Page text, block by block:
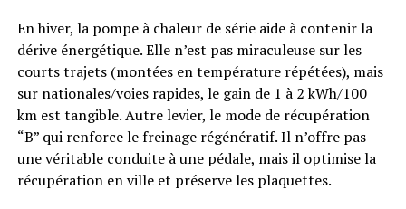
En hiver, la pompe à chaleur de série aide à contenir la
dérive énergétique. Elle n’est pas miraculeuse sur les
courts trajets (montées en température répétées), mais
sur nationales/voies rapides, le gain de 1 à 2 kWh/100
km est tangible. Autre levier, le mode de récupération
“B” qui renforce le freinage régénératif. Il n’offre pas
une véritable conduite à une pédale, mais il optimise la
récupération en ville et préserve les plaquettes.